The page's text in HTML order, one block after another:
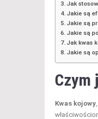
Jak
Jakie są
Jakie są
Jakie są
Jak kwas
Jakie są
Czym
Kwas kojowy